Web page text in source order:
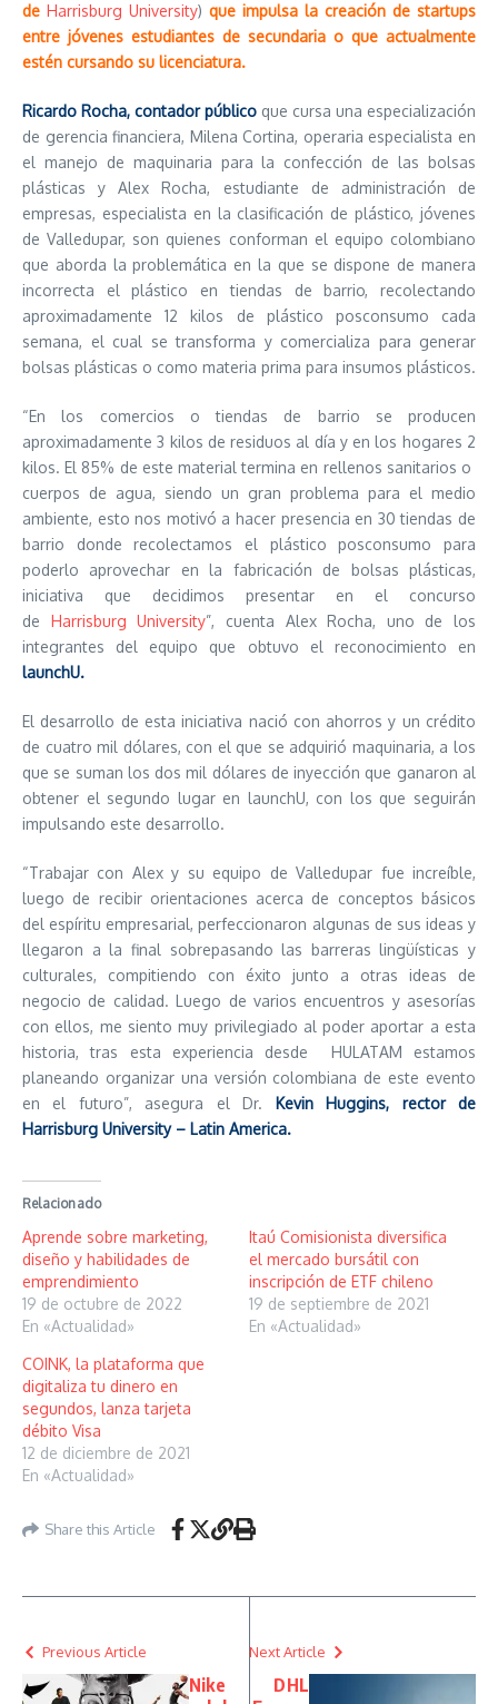
de Harrisburg University) que impulsa la creación de startups
entre jóvenes estudiantes de secundaria o que actualmente
estén cursando su licenciatura.
Ricardo Rocha, contador público que cursa una especialización
de gerencia financiera, Milena Cortina, operaria especialista en
el manejo de maquinaria para la confección de las bolsas
plásticas y Alex Rocha, estudiante de administración de
empresas, especialista en la clasificación de plástico, jóvenes
de Valledupar, son quienes conforman el equipo colombiano
que aborda la problemática en la que se dispone de manera
incorrecta el plástico en tiendas de barrio, recolectando
aproximadamente 12 kilos de plástico posconsumo cada
semana, el cual se transforma y comercializa para generar
bolsas plásticas o como materia prima para insumos plásticos.
“En los comercios o tiendas de barrio se producen
aproximadamente 3 kilos de residuos al día y en los hogares 2
kilos. El 85% de este material termina en rellenos sanitarios o
cuerpos de agua, siendo un gran problema para el medio
ambiente, esto nos motivó a hacer presencia en 30 tiendas de
barrio donde recolectamos el plástico posconsumo para
poderlo aprovechar en la fabricación de bolsas plásticas,
iniciativa que decidimos presentar en el concurso
de Harrisburg University”, cuenta Alex Rocha, uno de los
integrantes del equipo que obtuvo el reconocimiento en
launchU.
El desarrollo de esta iniciativa nació con ahorros y un crédito
de cuatro mil dólares, con el que se adquirió maquinaria, a los
que se suman los dos mil dólares de inyección que ganaron al
obtener el segundo lugar en launchU, con los que seguirán
impulsando este desarrollo.
“Trabajar con Alex y su equipo de Valledupar fue increíble,
luego de recibir orientaciones acerca de conceptos básicos
del espíritu empresarial, perfeccionaron algunas de sus ideas y
llegaron a la final sobrepasando las barreras lingüísticas y
culturales, compitiendo con éxito junto a otras ideas de
negocio de calidad. Luego de varios encuentros y asesorías
con ellos, me siento muy privilegiado al poder aportar a esta
historia, tras esta experiencia desde HULATAM estamos
planeando organizar una versión colombiana de este evento
en el futuro”, asegura el Dr. Kevin Huggins, rector de
Harrisburg University – Latin America.
Relacionado
Aprende sobre marketing,
diseño y habilidades de
emprendimiento
19 de octubre de 2022
En «Actualidad»
Itaú Comisionista diversifica
el mercado bursátil con
inscripción de ETF chileno
19 de septiembre de 2021
En «Actualidad»
COINK, la plataforma que
digitaliza tu dinero en
segundos, lanza tarjeta
débito Visa
12 de diciembre de 2021
En «Actualidad»
Share this Article
Previous Article
Nike
Next Article
DHL